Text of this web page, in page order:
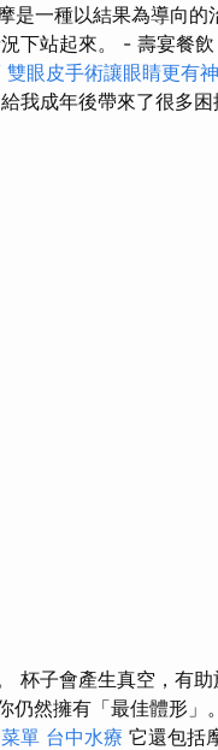
是一種以結果為導向
下站起來。 - 壽宴餐飲
雙眼皮手術讓眼睛更有
我成年後帶來了很多困
杯子會產生真空，有
仍然擁有「最佳體形」
單 台中水療 它還包括